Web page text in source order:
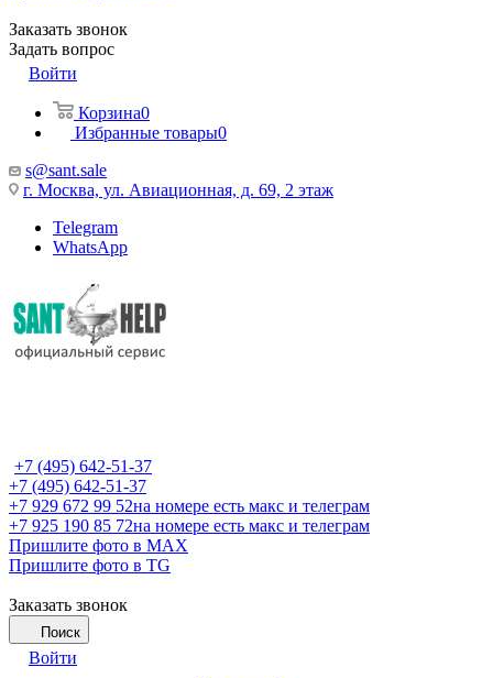
Заказать звонок
Задать вопрос
Войти
Корзина0
Избранные товары0
s@sant.sale
г. Москва, ул. Авиационная, д. 69, 2 этаж
Telegram
WhatsApp
+7 (495) 642-51-37
+7 (495) 642-51-37
+7 929 672 99 52на номере есть макс и телеграм
+7 925 190 85 72на номере есть макс и телеграм
Пришлите фото в MAX
Пришлите фото в TG
Заказать звонок
Поиск
Войти